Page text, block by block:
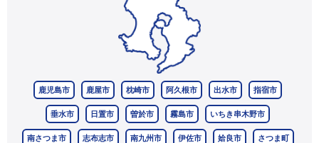
鹿児島市 鹿屋市 枕崎市 阿久根市 出水市 指宿市
垂水市 日置市 曽於市 霧島市 いちき串木野市
南さつま市 志布志市 南九州市 伊佐市 姶良市 さつま町